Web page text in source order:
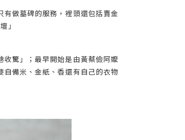
做墓碑的服務，裡頭還包括賣金
」
驚」；最早開始是由黃蔡儉阿嬤
備米、金紙、香還有自己的衣物